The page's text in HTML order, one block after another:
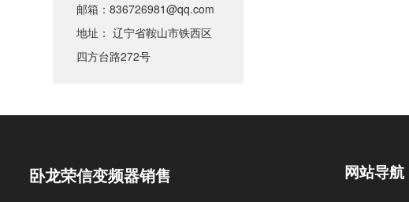
邮箱：836726981@qq.com
地址： 辽宁省鞍山市铁西区
四方台路272号
卧龙荣信变频器销售 网站导航